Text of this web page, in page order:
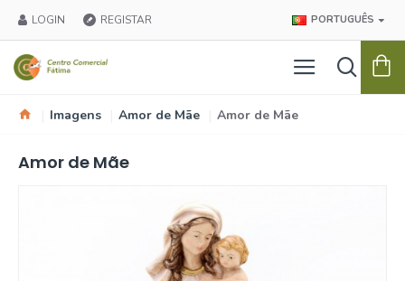
LOGIN REGISTAR PORTUGUÊS
Imagens Amor de Mãe Amor de Mãe
Amor de Mãe